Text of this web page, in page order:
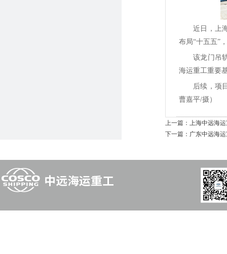
近日，上
布局“十五五”
该龙门吊
海运重工重要
后续，项
曹嘉平/摄）
上一篇： 上海中远海运
下一篇： 广东中远海